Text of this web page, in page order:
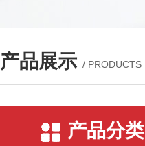
产品展示 / PRODUCTS
产品分类